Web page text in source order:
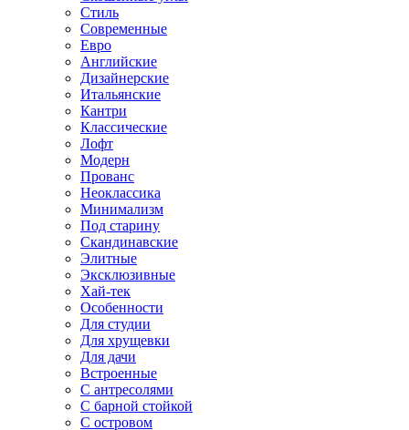
Стиль
Современные
Евро
Английские
Дизайнерские
Итальянские
Кантри
Классические
Лофт
Модерн
Прованс
Неоклассика
Минимализм
Под старину
Скандинавские
Элитные
Эксклюзивные
Хай-тек
Особенности
Для студии
Для хрущевки
Для дачи
Встроенные
С антресолями
С барной стойкой
С островом